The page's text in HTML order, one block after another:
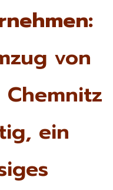
von
Chemnitz
ein